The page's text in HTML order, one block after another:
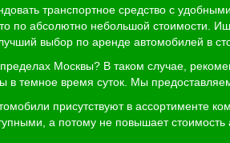
транспортное средство с
по абсолютно небольшой стоимости.
выбор по аренде автомобилей в
Москвы? В таком случае,
в темное время суток. Мы
присутствуют в ассортименте
а потому не повышает